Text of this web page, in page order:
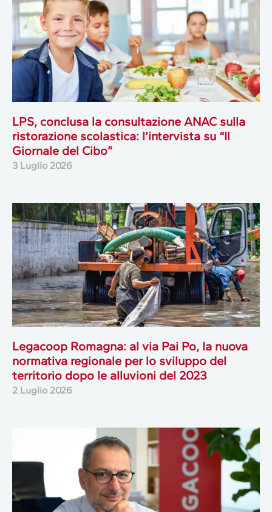
LPS, conclusa la consultazione ANAC sulla
ristorazione scolastica: l’intervista su “Il
Giornale del Cibo”
3 Luglio 2026
Legacoop Romagna: al via Pai Po, la nuova
normativa regionale per lo sviluppo del
territorio dopo le alluvioni del 2023
2 Luglio 2026